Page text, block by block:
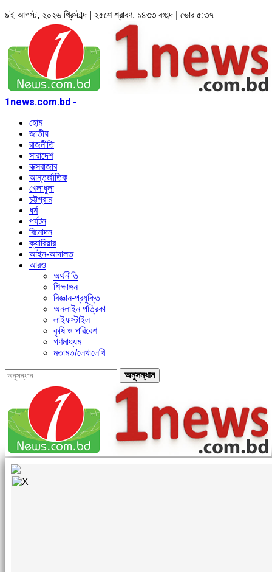
৯ই আগস্ট, ২০২৬ খ্রিস্টাব্দ | ২৫শে শ্রাবণ, ১৪৩৩ বঙ্গাব্দ | ভোর ৫:৩৭
1news.com.bd -
হোম
জাতীয়
রাজনীতি
সারাদেশ
কক্সবাজার
আন্তর্জাতিক
খেলাধুলা
চট্টগ্রাম
ধর্ম
পর্যটন
বিনোদন
ক্যারিয়ার
আইন-আদালত
আরও
অর্থনীতি
শিক্ষাঙ্গন
বিজ্ঞান-প্রযুক্তি
অনলাইন পত্রিকা
লাইফস্টাইল
কৃষি ও পরিবেশ
গণমাধ্যম
মতামত/লেখালেখি